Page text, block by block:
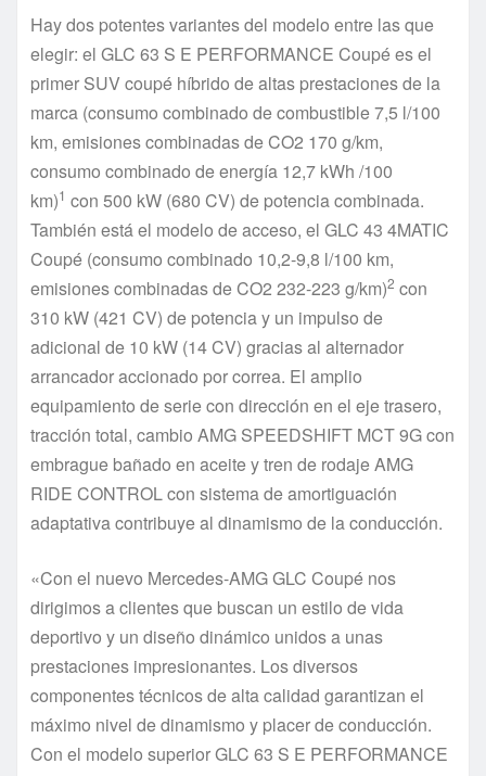
Hay dos potentes variantes del modelo entre las que
elegir: el GLC 63 S E PERFORMANCE Coupé es el
primer SUV coupé híbrido de altas prestaciones de la
marca (consumo combinado de combustible 7,5 l/100
km, emisiones combinadas de CO2 170 g/km,
consumo combinado de energía 12,7 kWh /100
km)1 con 500 kW (680 CV) de potencia combinada.
También está el modelo de acceso, el GLC 43 4MATIC
Coupé (consumo combinado 10,2-9,8 l/100 km,
emisiones combinadas de CO2 232-223 g/km)2 con
310 kW (421 CV) de potencia y un impulso de
adicional de 10 kW (14 CV) gracias al alternador
arrancador accionado por correa. El amplio
equipamiento de serie con dirección en el eje trasero,
tracción total, cambio AMG SPEEDSHIFT MCT 9G con
embrague bañado en aceite y tren de rodaje AMG
RIDE CONTROL con sistema de amortiguación
adaptativa contribuye al dinamismo de la conducción.
«Con el nuevo Mercedes-AMG GLC Coupé nos
dirigimos a clientes que buscan un estilo de vida
deportivo y un diseño dinámico unidos a unas
prestaciones impresionantes. Los diversos
componentes técnicos de alta calidad garantizan el
máximo nivel de dinamismo y placer de conducción.
Con el modelo superior GLC 63 S E PERFORMANCE